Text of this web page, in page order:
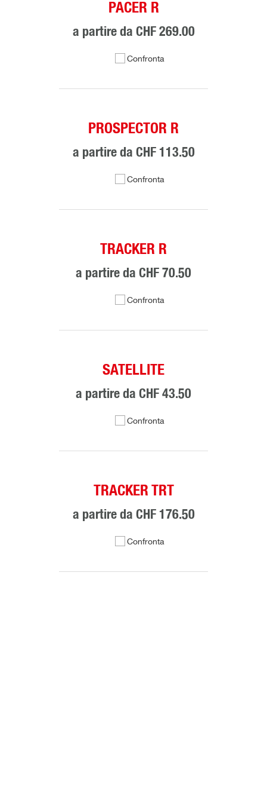
PACER R
a partire da CHF 269.00
Confronta
PROSPECTOR R
a partire da CHF 113.50
Confronta
TRACKER R
a partire da CHF 70.50
Confronta
SATELLITE
a partire da CHF 43.50
Confronta
TRACKER TRT
a partire da CHF 176.50
Confronta